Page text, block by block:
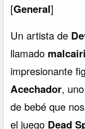
[General]
Un artista de
llamado
impresionante
Acechador,
de bebé que
el juego Dead